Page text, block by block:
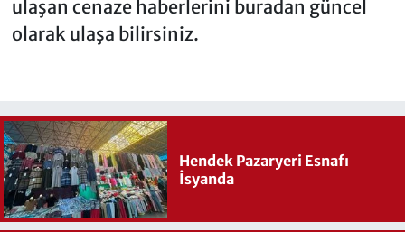
ulaşan cenaze haberlerini buradan güncel
olarak ulaşa bilirsiniz.
Hendek Pazaryeri Esnafı
İsyanda